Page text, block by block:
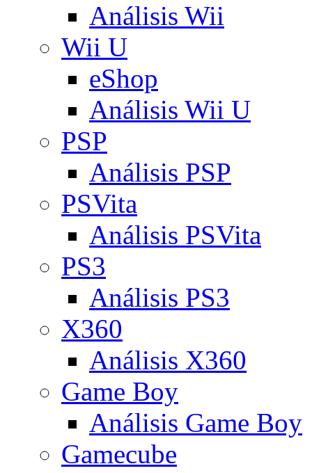
Análisis Wii
Wii U
eShop
Análisis Wii U
PSP
Análisis PSP
PSVita
Análisis PSVita
PS3
Análisis PS3
X360
Análisis X360
Game Boy
Análisis Game Boy
Gamecube